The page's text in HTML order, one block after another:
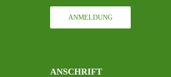
ANMELDUNG
ANSCHRIFT